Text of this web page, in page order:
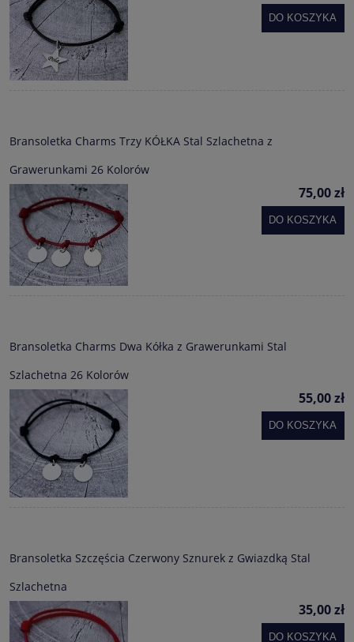
DO KOSZYKA
Bransoletka Charms Trzy KÓŁKA Stal Szlachetna z
Grawerunkami 26 Kolorów
75,00 zł
DO KOSZYKA
Bransoletka Charms Dwa Kółka z Grawerunkami Stal
Szlachetna 26 Kolorów
55,00 zł
DO KOSZYKA
Bransoletka Szczęścia Czerwony Sznurek z Gwiazdką Stal
Szlachetna
35,00 zł
DO KOSZYKA